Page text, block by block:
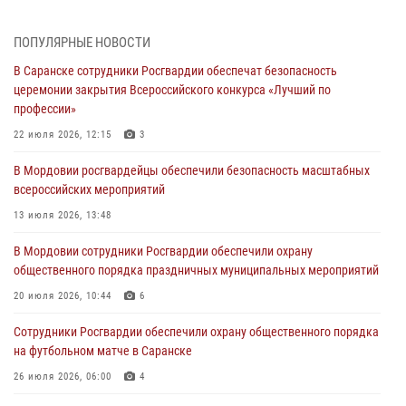
05 августа 2026, 09:04 4
Помощь из Мордовии защитникам Отечества: центр лицензионно-
разрешительной работы передал очередную партию вооружения в
зону СВО
04 августа 2026, 11:13
Сотрудники Росгвардии Мордовии стали призерами
республиканских соревнований по служебному шестиборью
04 августа 2026, 08:27
В Саранске росгвардейцы пресекли нарушение правопорядка:
«отдых» на лавочке закончился в отделе полиции
04 августа 2026, 07:06
В Саранске сотрудники Росгвардии задержали гражданина за
нанесение побоев
03 августа 2026, 08:58
ПОПУЛЯРНЫЕ НОВОСТИ
В Саранске сотрудники Росгвардии обеспечат безопасность
церемонии закрытия Всероссийского конкурса «Лучший по
профессии»
22 июля 2026, 12:15 3
В Мордовии росгвардейцы обеспечили безопасность масштабных
всероссийских мероприятий
13 июля 2026, 13:48
В Мордовии сотрудники Росгвардии обеспечили охрану
общественного порядка праздничных муниципальных мероприятий
20 июля 2026, 10:44 6
Сотрудники Росгвардии обеспечили охрану общественного порядка
на футбольном матче в Саранске
26 июля 2026, 06:00 4